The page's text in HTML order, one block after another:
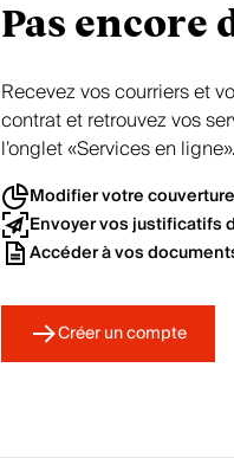
Pas encore
Recevez vos courriers et
contrat et retrouvez vos
l’onglet «Services en ligne».
Modifier votre
Envoyer vos justificatifs
Accéder à vos
Créer un compte